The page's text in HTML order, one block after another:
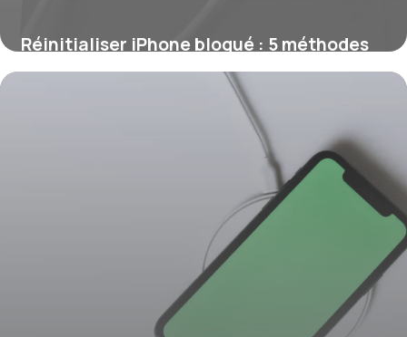
Réinitialiser iPhone bloqué : 5 méthodes
efficaces